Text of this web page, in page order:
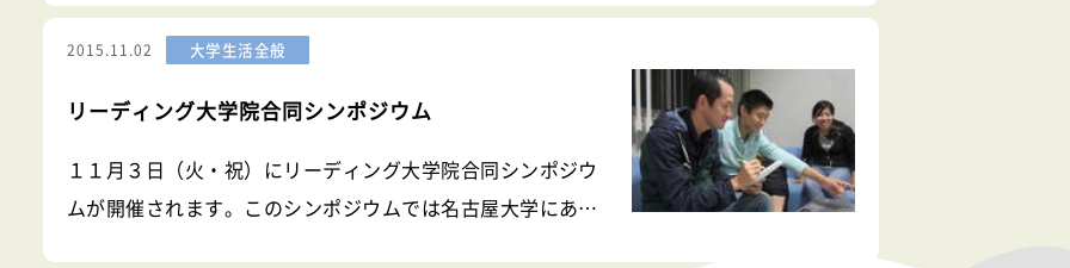
2015.11.02 大学生活全般
リーディング大学院合同シンポジウム
１１月３日（火・祝）にリーディング大学院合同シンポジウ
ムが開催されます。このシンポジウムでは名古屋大学にある